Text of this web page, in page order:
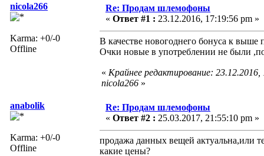
nicola266
Karma: +0/-0
Offline
Re: Продам шлемофоны
« Ответ #1 : 23.12.2016, 17:19:56 pm »
В качестве новогоднего бонуса к
Очки новые в употреблении не были
« Крайнее редактирование:
nicola266 »
anabolik
Karma: +0/-0
Offline
Re: Продам шлемофоны
« Ответ #2 : 25.03.2017, 21:55:10 pm »
продажа данных вещей актуальна,или
какие цены?